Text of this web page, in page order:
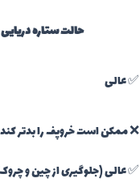
حالت ستاره
✅ عالی
❌ ممکن است خروپف را بدتر کند
✅ عالی (جلوگیری از چین و